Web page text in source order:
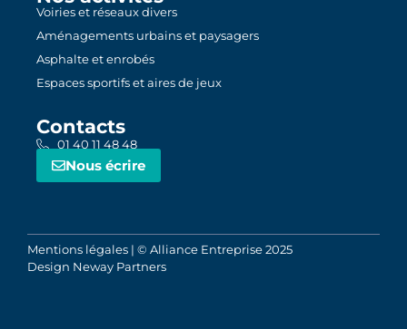
Voiries et réseaux divers
Aménagements urbains et paysagers
Asphalte et enrobés
Espaces sportifs et aires de jeux
Contacts
01 40 11 48 48
Nous écrire
Mentions légales | © Alliance Entreprise 2025
Design Neway Partners